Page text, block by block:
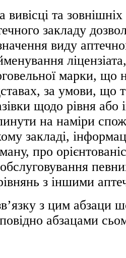
вивісці та
закладу
виду
марки, що
за умови, що
щодо рівня
на наміри
закладі,
про
з іншими
з цим абзаци
абзацами